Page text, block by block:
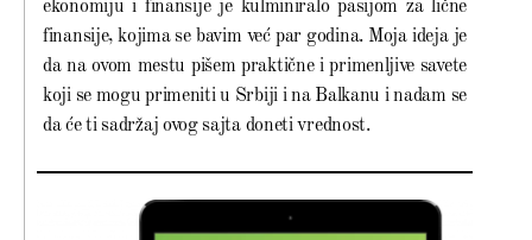
ekonomiju i finansije je kulminiralo pasijom za lične
finansije, kojima se bavim već par godina. Moja ideja je
da na ovom mestu pišem praktične i primenljive savete
koji se mogu primeniti u Srbiji i na Balkanu i nadam se
da će ti sadržaj ovog sajta doneti vrednost.